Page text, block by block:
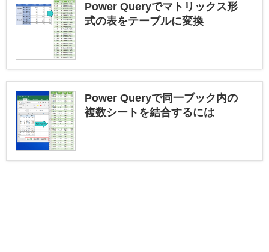
Power Queryでマトリックス形
式の表をテーブルに変換
Power Queryで同一ブック内の
複数シートを結合するには